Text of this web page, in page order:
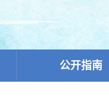
公开指南